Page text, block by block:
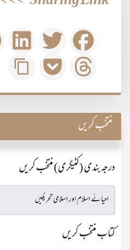
منتخب کریں
درجہ بندی (کٹیگری) منتخب کریں
کتاب منتخب کریں